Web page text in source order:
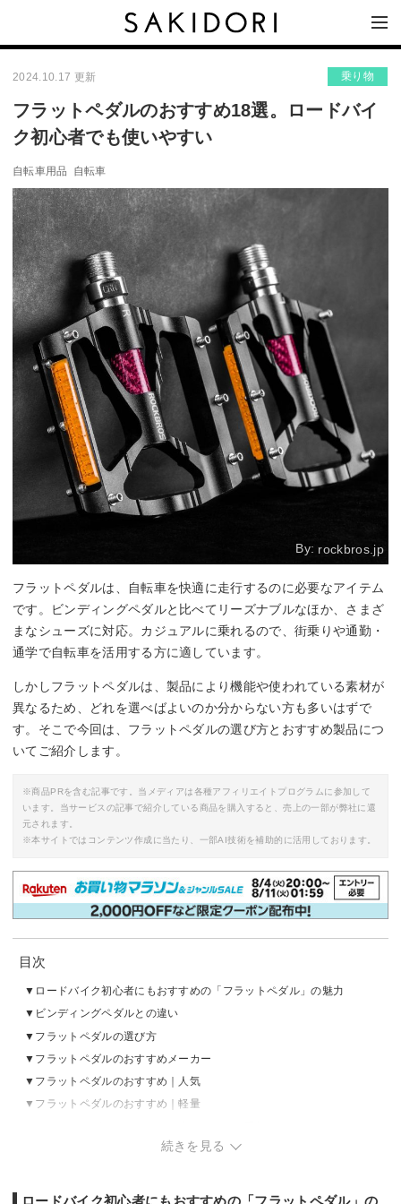
2024.10.17 更新 乗り物
フラットペダルのおすすめ18選。ロードバイ
ク初心者でも使いやすい
自転車用品 自転車
By: rockbros.jp
フラットペダルは、自転車を快適に走行するのに必要なアイテム
です。ビンディングペダルと比べてリーズナブルなほか、さまざ
まなシューズに対応。カジュアルに乗れるので、街乗りや通勤・
通学で自転車を活用する方に適しています。
しかしフラットペダルは、製品により機能や使われている素材が
異なるため、どれを選べばよいのか分からない方も多いはずで
す。そこで今回は、フラットペダルの選び方とおすすめ製品につ
いてご紹介します。
※商品PRを含む記事です。当メディアは各種アフィリエイトプログラムに参加して
います。当サービスの記事で紹介している商品を購入すると、売上の一部が弊社に還
元されます。
※本サイトではコンテンツ作成に当たり、一部AI技術を補助的に活用しております。
目次
ロードバイク初心者にもおすすめの「フラットペダル」の魅力
ビンディングペダルとの違い
フラットペダルの選び方
フラットペダルのおすすめメーカー
フラットペダルのおすすめ｜人気
フラットペダルのおすすめ｜軽量
フラットペダルの売れ筋ランキングをチェック
続きを見る
ロードバイク初心者にもおすすめの「フラットペダル」の